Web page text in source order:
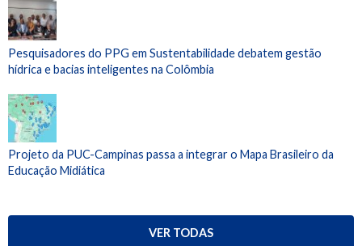
Pesquisadores do PPG em Sustentabilidade debatem gestão
hídrica e bacias inteligentes na Colômbia
Projeto da PUC-Campinas passa a integrar o Mapa Brasileiro da
Educação Midiática
VER TODAS